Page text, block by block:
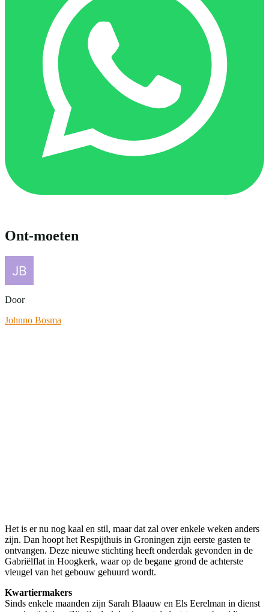
Ont-moeten
Door
Johnno Bosma
Het is er nu nog kaal en stil, maar dat zal over enkele weken anders
zijn. Dan hoopt het Respijthuis in Groningen zijn eerste gasten te
ontvangen. Deze nieuwe stichting heeft onderdak gevonden in de
Gabriëlflat in Hoogkerk, waar op de begane grond de achterste
vleugel van het gebouw gehuurd wordt.
Kwartiermakers
Sinds enkele maanden zijn Sarah Blaauw en Els Eerelman in dienst